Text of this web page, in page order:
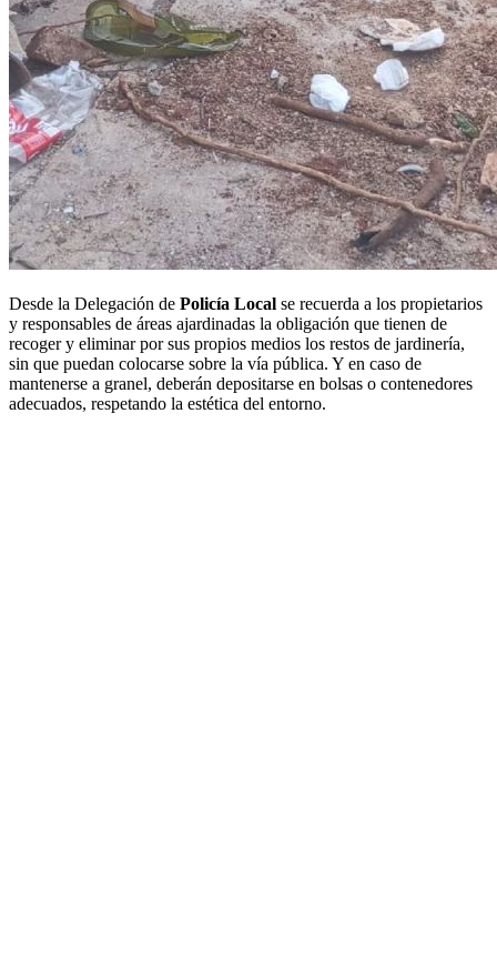
Desde la Delegación de Policía Local se recuerda a los propietarios
y responsables de áreas ajardinadas la obligación que tienen de
recoger y eliminar por sus propios medios los restos de jardinería,
sin que puedan colocarse sobre la vía pública. Y en caso de
mantenerse a granel, deberán depositarse en bolsas o contenedores
adecuados, respetando la estética del entorno.